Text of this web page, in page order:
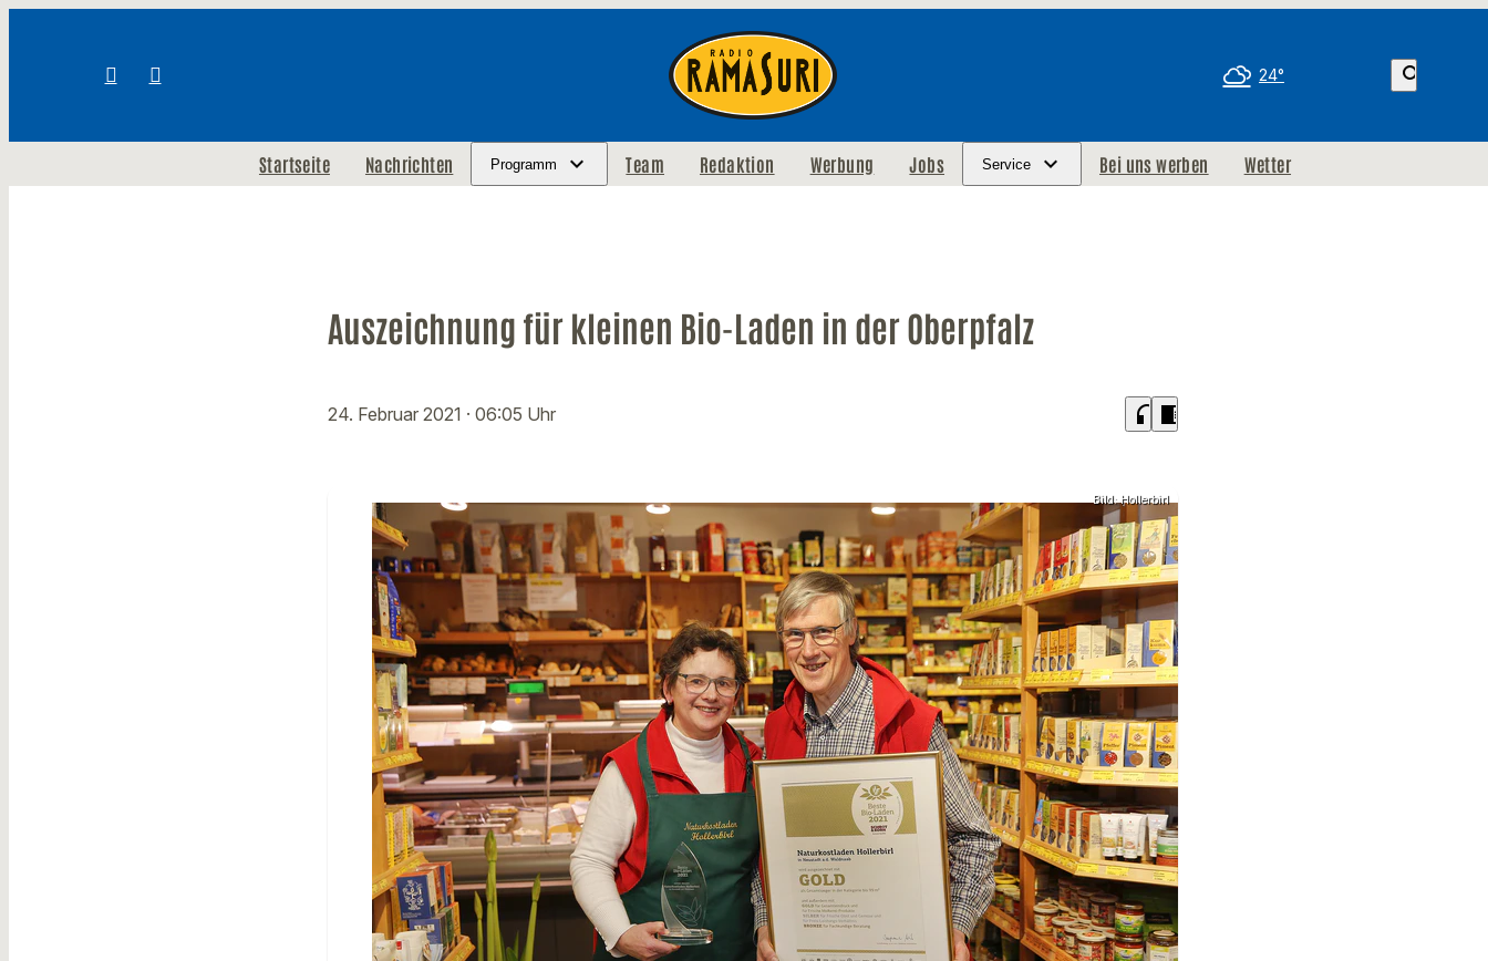
24° search
Startseite Nachrichten Programm Team Redaktion Werbung Jobs Service Bei uns werben Wetter
Auszeichnung für kleinen Bio-Laden in der Oberpfalz
24. Februar 2021 · 06:05 Uhr headphones chrome_reader_mode
Bild: Hollerbirl